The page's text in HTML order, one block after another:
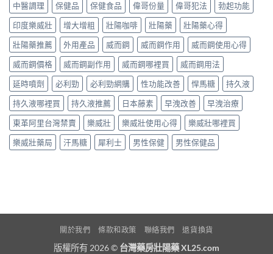
中醫調理
保健品 保健食品 偉哥份量 偉哥犯法
勃起功能
印度樂威壯
增大增粗 壯陽咖啡 壯陽藥
壯陽藥心得
壯陽藥推薦
外用產品 威而鋼 威而鋼作用
威而鋼使用心得
威而鋼價格
威而鋼副作用 威而鋼哪裡買
威而鋼用法
延時噴劑
必利勁 必利勁網購 性功能改善 悍馬糖
持久液
持久液哪裡買
持久液推薦 日本藤素 早洩改善
早洩治療
東革阿里台灣禁賣
樂威壯 樂威壯使用心得
樂威壯哪裡買
樂威壯藥局
汗馬糖 犀利士 男性保健 男性保健品
關於我們 條款和政策 聯絡我們 退貨換貨
版權所有 2026 © 台灣藥房壯陽藥 XL25.com